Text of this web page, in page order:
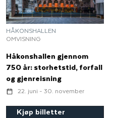
HÅKONSHALLEN
OMVISNING
Håkonshallen gjennom
750 år: storhetstid, forfall
og gjenreisning
22. juni - 30. november
Kjøp billetter